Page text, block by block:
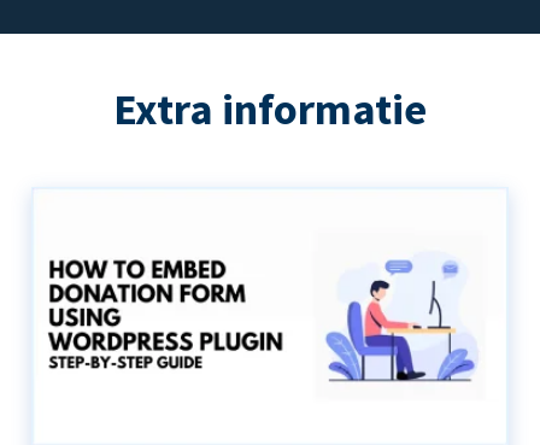
Extra informatie